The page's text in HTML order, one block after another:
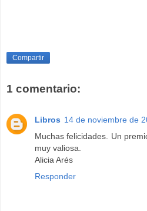
Compartir
1 comentario:
Libros 14 de noviembre de
Muchas felicidades. Un
muy valiosa.
Alicia Arés
Responder